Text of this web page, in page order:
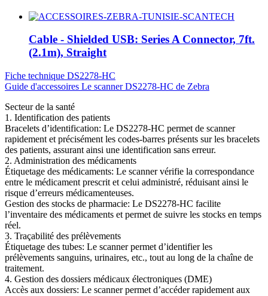
Cable - Shielded USB: Series A Connector, 7ft.
(2.1m), Straight
Fiche technique DS2278-HC
Guide d'accessoires Le scanner DS2278-HC de Zebra
Secteur de la santé
1. Identification des patients
Bracelets d’identification: Le DS2278-HC permet de scanner
rapidement et précisément les codes-barres présents sur les bracelets
des patients, assurant ainsi une identification sans erreur.
2. Administration des médicaments
Étiquetage des médicaments: Le scanner vérifie la correspondance
entre le médicament prescrit et celui administré, réduisant ainsi le
risque d’erreurs médicamenteuses.
Gestion des stocks de pharmacie: Le DS2278-HC facilite
l’inventaire des médicaments et permet de suivre les stocks en temps
réel.
3. Traçabilité des prélèvements
Étiquetage des tubes: Le scanner permet d’identifier les
prélèvements sanguins, urinaires, etc., tout au long de la chaîne de
traitement.
4. Gestion des dossiers médicaux électroniques (DME)
Accès aux dossiers: Le scanner permet d’accéder rapidement aux